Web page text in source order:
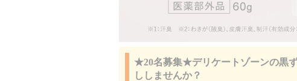
★20名募集★デリケートゾーンの黒
ししませんか？